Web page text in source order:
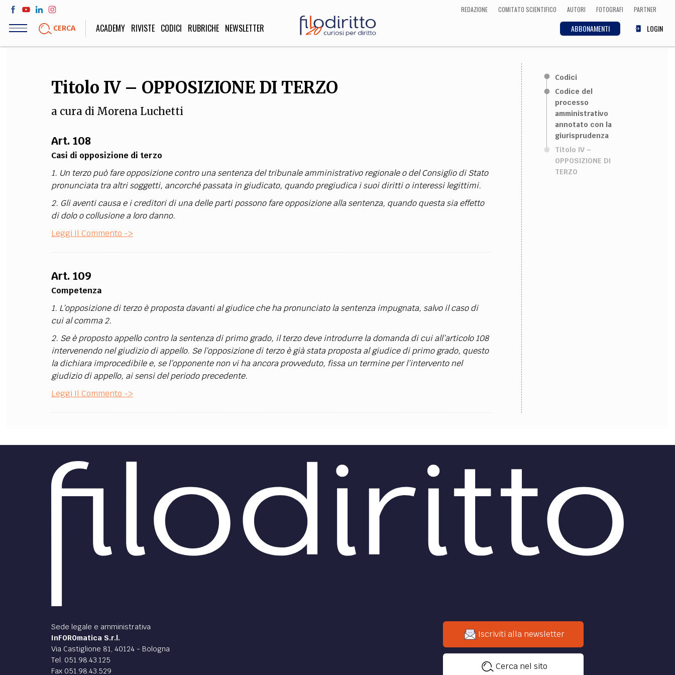
Salta
contenuto
REDAZIONE COMITATO SCIENTIFICO AUTORI FOTOGRAFI PARTNER
CERCA ABBONAMENTI LOGIN
ACADEMY RIVISTE CODICI RUBRICHE NEWSLETTER
LIFE STYLE
Sport, Cucina, Viaggi,
Moda
SOCIETÀ
Politica, Attualità,
Educazione, Lavoro, Esteri
DIRITTO
Matematica, Fisica,
Biologia, Cifrematica,
Medicina
STORIA E FILOSOFIA
Scienze storiche,
umanistiche, Religione
Scienze informatiche,
Architettura, Ingegneria
Arte, Cinema, Musica,
Letteratura
Titolo IV – OPPOSIZIONE DI TERZO
a cura di Morena Luchetti
Art. 108
Casi di opposizione di terzo
1. Un terzo può fare opposizione contro una sentenza del tribunale amministrativo regionale o del Consiglio di Stato
pronunciata tra altri soggetti, ancorché passata in giudicato, quando pregiudica i suoi diritti o interessi legittimi.
2. Gli aventi causa e i creditori di una delle parti possono fare opposizione alla sentenza, quando questa sia effetto
di dolo o collusione a loro danno.
Leggi Il Commento ->
Art. 109
Competenza
1. L’opposizione di terzo è proposta davanti al giudice che ha pronunciato la sentenza impugnata, salvo il caso di
cui al comma 2.
2. Se è proposto appello contro la sentenza di primo grado, il terzo deve introdurre la domanda di cui all’articolo 108
intervenendo nel giudizio di appello. Se l’opposizione di terzo è già stata proposta al giudice di primo grado, questo
la dichiara improcedibile e, se l’opponente non vi ha ancora provveduto, fissa un termine per l’intervento nel
giudizio di appello, ai sensi del periodo precedente.
Leggi Il Commento ->
Codici
Codice del
processo
amministrativo
annotato con la
giurisprudenza
Titolo IV –
OPPOSIZIONE DI
TERZO
Sede legale e amministrativa
InFOROmatica S.r.l.
Via Castiglione 81, 40124 - Bologna
Tel. 051.98.43.125
Fax 051.98.43.529
Iscriviti alla newsletter
Cerca nel sito